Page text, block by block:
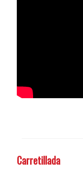
Carretillada